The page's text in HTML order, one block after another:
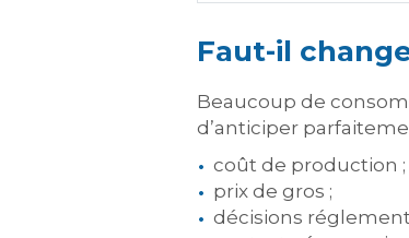
Faut-il
Beaucoup de
d’anticiper
coût de production ;
prix de gros ;
décisions